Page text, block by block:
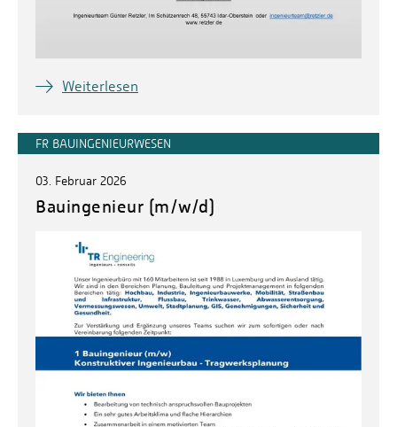
Weiterlesen
FR BAUINGENIEURWESEN
03. Februar 2026
Bauingenieur (m/w/d)